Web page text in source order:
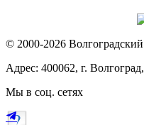
© 2000-2026
Адрес: 400062, г.
Мы в соц. сетях